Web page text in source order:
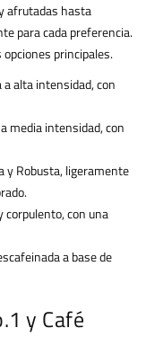
afrutadas hasta
para cada preferencia.
principales.
a alta intensidad, con
media intensidad, con
y Robusta, ligeramente
corpulento, con una
a base de
y Café